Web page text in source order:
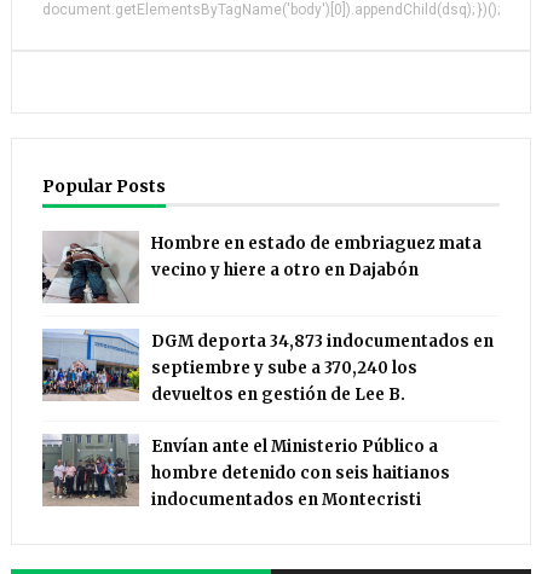
document.getElementsByTagName('body')[0]).appendChild(dsq); })();
Popular Posts
Hombre en estado de embriaguez mata
vecino y hiere a otro en Dajabón
DGM deporta 34,873 indocumentados en
septiembre y sube a 370,240 los
devueltos en gestión de Lee B.
Envían ante el Ministerio Público a
hombre detenido con seis haitianos
indocumentados en Montecristi